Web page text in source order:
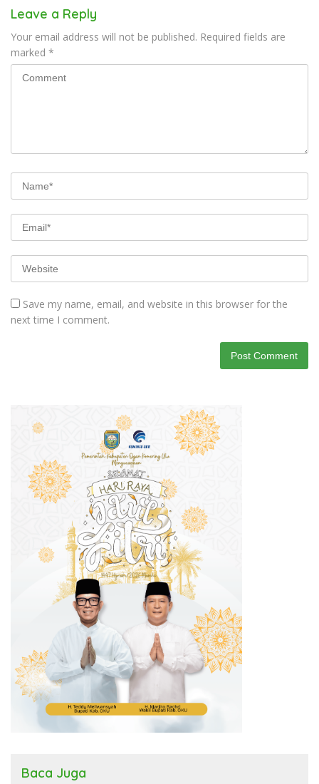
Leave a Reply
Your email address will not be published. Required fields are
marked *
Save my name, email, and website in this browser for the
next time I comment.
Baca Juga